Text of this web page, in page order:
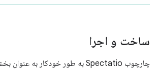
ساخت و اجرا